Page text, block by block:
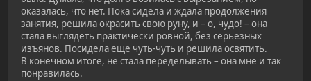
оказалась, что нет. Пока сидела и ждала продолжения
занятия, решила окрасить свою руну, и – о, чудо! – она
стала выглядеть практически ровной, без серьезных
изъянов. Посидела еще чуть-чуть и решила освятить.
В конечном итоге, не стала переделывать – она мне и так
понравилась.